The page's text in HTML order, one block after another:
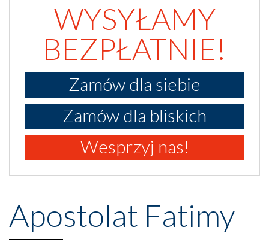
WYSYŁAMY
BEZPŁATNIE!
Zamów dla siebie
Zamów dla bliskich
Wesprzyj nas!
Apostolat Fatimy